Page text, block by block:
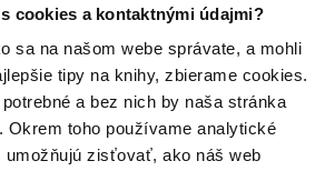
cookies a kontaktnými údajmi?
sa na našom webe správate, a mohli
tipy na knihy, zbierame cookies.
a bez nich by naša stránka
Okrem toho používame analytické
umožňujú zisťovať, ako náš web
titul)Tim Jepson1
titul)Paula Hardy1
(1 titul) Denis Montagnon1
(1 titul)Thomas Migge1
(1 titul)Dušan Procházka1
(1 titul)
Roberta Simeoni
(1 titul)Frank Schwarz1